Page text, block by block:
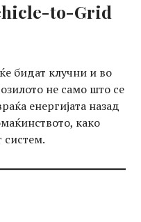
to-Grid
бидат клучни и во
не само што се
енергијата назад
како
систем.